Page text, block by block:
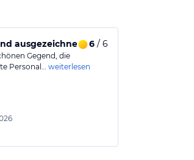
ausgezeichnetes Essen
6/ 6
Gegend, die
Personal… weiterlesen